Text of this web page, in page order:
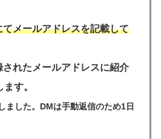
メールアドレスを記載して
されたメールアドレスに紹介
す。
ました。DMは手動返信のため1日